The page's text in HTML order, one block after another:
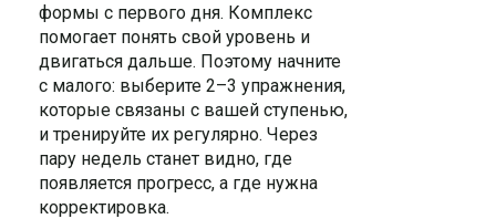
формы с первого дня. Комплекс
помогает понять свой уровень и
двигаться дальше. Поэтому начните
с малого: выберите 2–3 упражнения,
которые связаны с вашей ступенью,
и тренируйте их регулярно. Через
пару недель станет видно, где
появляется прогресс, а где нужна
корректировка.